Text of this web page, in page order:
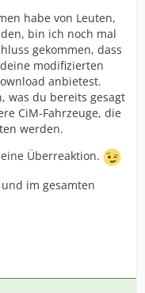
habe von Leuten,
bin ich noch mal
gekommen, dass
modifizierten
anbietest.
was du bereits gesagt
CiM-Fahrzeuge, die
werden.
Überreaktion.
im gesamten